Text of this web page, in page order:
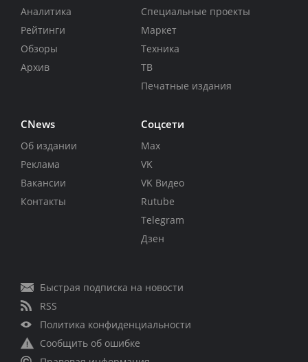
Аналитика
Рейтинги
Обзоры
Архив
Специальные проекты
Маркет
Техника
ТВ
Печатные издания
CNews
Об издании
Реклама
Вакансии
Контакты
Соцсети
Max
VK
VK Видео
Rutube
Telegram
Дзен
Быстрая подписка на новости
RSS
Политика конфиденциальности
Сообщить об ошибке